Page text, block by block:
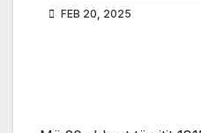
FEB 20, 2025